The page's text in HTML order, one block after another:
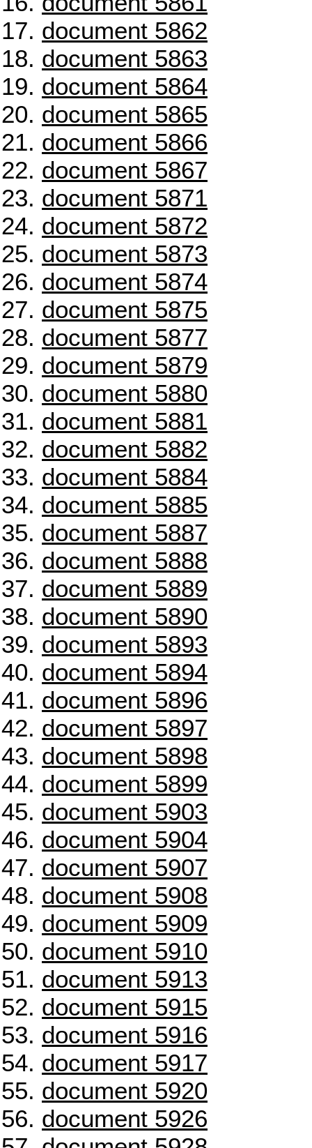
document 5862
document 5863
document 5864
document 5865
document 5866
document 5867
document 5871
document 5872
document 5873
document 5874
document 5875
document 5877
document 5879
document 5880
document 5881
document 5882
document 5884
document 5885
document 5887
document 5888
document 5889
document 5890
document 5893
document 5894
document 5896
document 5897
document 5898
document 5899
document 5903
document 5904
document 5907
document 5908
document 5909
document 5910
document 5913
document 5915
document 5916
document 5917
document 5920
document 5926